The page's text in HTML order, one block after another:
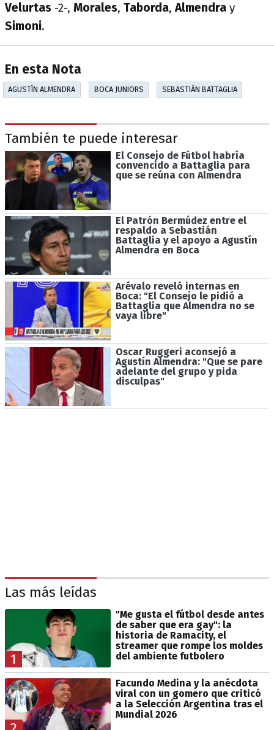
Velurtas -2-, Morales, Taborda,Almendra y
Simoni.
En esta Nota
AGUSTÍN ALMENDRA BOCA JUNIORS SEBASTIÁN BATTAGLIA
También te puede interesar
El Consejo de Fútbol habría
convencido a Battaglia para
que se reúna con Almendra
El Patrón Bermúdez entre el
respaldo a Sebastián
Battaglia y el apoyo a Agustín
Almendra en Boca
Arévalo reveló internas en
Boca: "El Consejo le pidió a
Battaglia que Almendra no se
vaya libre"
Oscar Ruggeri aconsejó a
Agustín Almendra: "Que se pare
adelante del grupo y pida
disculpas"
Las más leídas
1
"Me gusta el fútbol desde antes
de saber que era gay": la
historia de Ramacity, el
streamer que rompe los moldes
del ambiente futbolero
Facundo Medina y la anécdota
viral con un gomero que criticó
a la Selección Argentina tras el
Mundial 2026